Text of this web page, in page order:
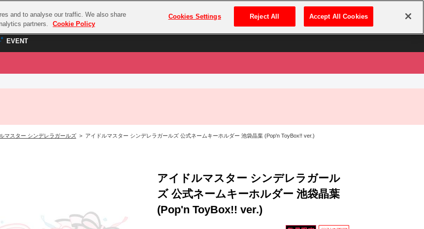
プレミアム会員とは ログイン・新規登録
EVENT
EVENT
ASOBI STAGEラブライブ！サンシャイン‼
ラブライブ！虹ヶ咲学園スクールアイドル同好会
マスター シンデレラガールズ> アイドルマスター シンデレラガールズ 公式ネームキーホルダー 池袋晶葉 (Pop'n ToyBox!! ver.)
アイドルマスター シンデレラガール
ズ 公式ネームキーホルダー 池袋晶葉
(Pop'n ToyBox!! ver.)
and to analyse our traffic. We also share
partners.
Cookie Policy
Cookies Settings Reject All Accept All Cookies